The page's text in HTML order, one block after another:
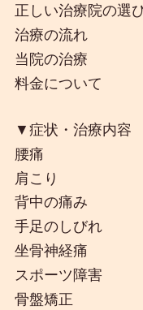
正しい治療院の選
治療の流れ
当院の治療
料金について
▼症状・治療内容
腰痛
肩こり
背中の痛み
手足のしびれ
坐骨神経痛
スポーツ障害
骨盤矯正